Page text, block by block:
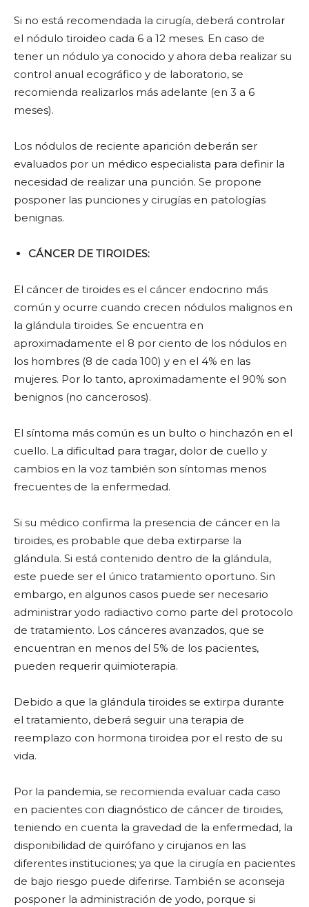
Si no está recomendada la cirugía, deberá controlar
el nódulo tiroideo cada 6 a 12 meses. En caso de
tener un nódulo ya conocido y ahora deba realizar su
control anual ecográfico y de laboratorio, se
recomienda realizarlos más adelante (en 3 a 6
meses).
Los nódulos de reciente aparición deberán ser
evaluados por un médico especialista para definir la
necesidad de realizar una punción. Se propone
posponer las punciones y cirugías en patologías
benignas.
CÁNCER DE TIROIDES:
El cáncer de tiroides es el cáncer endocrino más
común y ocurre cuando crecen nódulos malignos en
la glándula tiroides. Se encuentra en
aproximadamente el 8 por ciento de los nódulos en
los hombres (8 de cada 100) y en el 4% en las
mujeres. Por lo tanto, aproximadamente el 90% son
benignos (no cancerosos).
El síntoma más común es un bulto o hinchazón en el
cuello. La dificultad para tragar, dolor de cuello y
cambios en la voz también son síntomas menos
frecuentes de la enfermedad.
Si su médico confirma la presencia de cáncer en la
tiroides, es probable que deba extirparse la
glándula. Si está contenido dentro de la glándula,
este puede ser el único tratamiento oportuno. Sin
embargo, en algunos casos puede ser necesario
administrar yodo radiactivo como parte del protocolo
de tratamiento. Los cánceres avanzados, que se
encuentran en menos del 5% de los pacientes,
pueden requerir quimioterapia.
Debido a que la glándula tiroides se extirpa durante
el tratamiento, deberá seguir una terapia de
reemplazo con hormona tiroidea por el resto de su
vida.
Por la pandemia, se recomienda evaluar cada caso
en pacientes con diagnóstico de cáncer de tiroides,
teniendo en cuenta la gravedad de la enfermedad, la
disponibilidad de quirófano y cirujanos en las
diferentes instituciones; ya que la cirugía en pacientes
de bajo riesgo puede diferirse. También se aconseja
posponer la administración de yodo, porque si